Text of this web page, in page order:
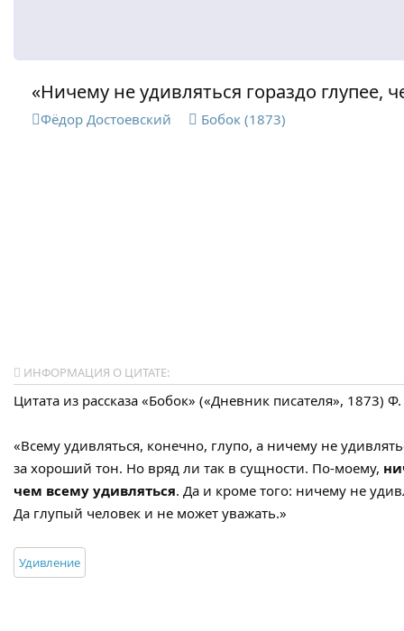
«Ничему не удивляться гораздо глупее,
Фёдор Достоевский Бобок (1873)
ИНФОРМАЦИЯ О ЦИТАТЕ:
Цитата из рассказа «Бобок» («Дневник писателя», 1873)
«Всему удивляться, конечно, глупо, а ничему не
за хороший тон. Но вряд ли так в сущности. По-моему,
чем всему удивляться. Да и кроме того: ничему не
Да глупый человек и не может уважать.»
Удивление